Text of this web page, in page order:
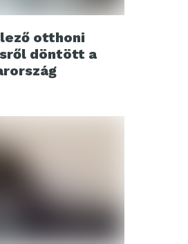
otthoni
döntött a